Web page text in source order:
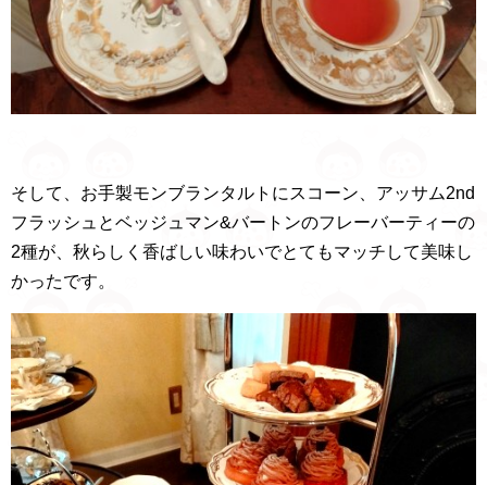
そして、お手製モンブランタルトにスコーン、アッサム2nd
フラッシュとベッジュマン&バートンのフレーバーティーの
2種が、秋らしく香ばしい味わいでとてもマッチして美味し
かったです。